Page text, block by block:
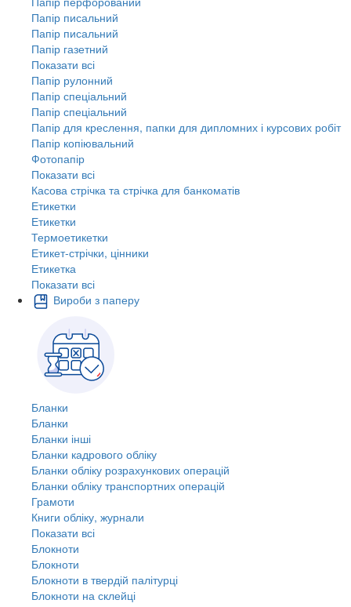
Папір писальний
Папір писальний
Папір газетний
Показати всі
Папір рулонний
Папір спеціальний
Папір спеціальний
Папір для креслення, папки для дипломних і курсових робіт
Папір копіювальний
Фотопапір
Показати всі
Касова стрічка та стрічка для банкоматів
Етикетки
Етикетки
Термоетикетки
Етикет-стрічки, цінники
Етикетка
Показати всі
Вироби з паперу
Бланки
Бланки
Бланки інші
Бланки кадрового обліку
Бланки обліку розрахункових операцій
Бланки обліку транспортних операцій
Грамоти
Книги обліку, журнали
Показати всі
Блокноти
Блокноти
Блокноти в твердій палітурці
Блокноти на склейці